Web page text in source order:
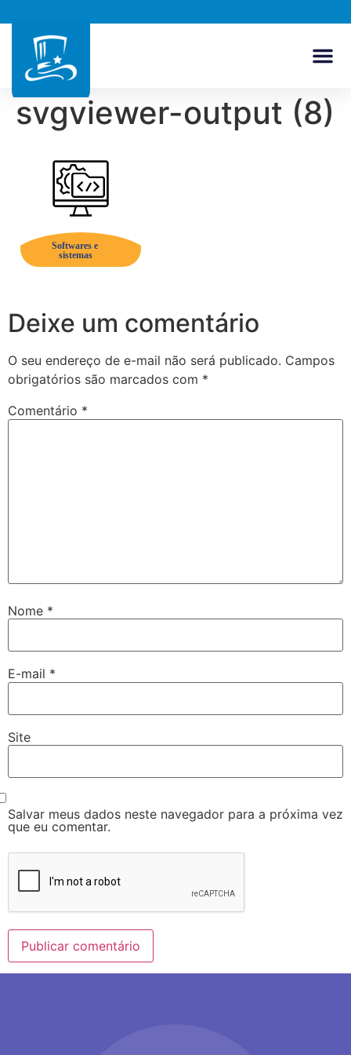
svgviewer-output (8)
Deixe um comentário
O seu endereço de e-mail não será publicado. Campos
obrigatórios são marcados com *
Comentário *
Nome *
E-mail *
Site
Salvar meus dados neste navegador para a próxima vez
que eu comentar.